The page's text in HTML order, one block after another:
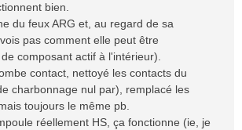
bien.
du feux ARG et, au regard de sa
pas comment elle peut être
composant actif à l'intérieur).
contact, nettoyé les contacts du
charbonnage nul par), remplacé les
toujours le même pb.
réellement HS, ça fonctionne (ie, je